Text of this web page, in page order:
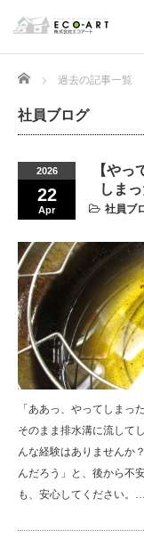
Home 過去の記事一覧
社員ブログ
2026
22
Apr
【や
しま
社員ブ
「ああっ、やってしまっ
そのまま排水溝に流して
んな経験はありませんか
んだろう」と、後から不
も、安心してください。…